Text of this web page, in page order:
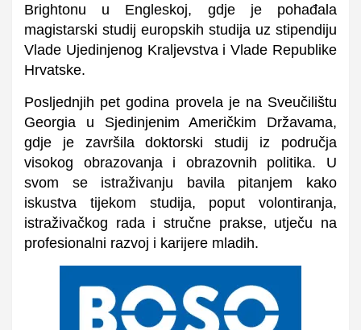
Brightonu u Engleskoj, gdje je pohađala
magistarski studij europskih studija uz stipendiju
Vlade Ujedinjenog Kraljevstva i Vlade Republike
Hrvatske.
Posljednjih pet godina provela je na Sveučilištu
Georgia u Sjedinjenim Američkim Državama,
gdje je završila doktorski studij iz područja
visokog obrazovanja i obrazovnih politika. U
svom se istraživanju bavila pitanjem kako
iskustva tijekom studija, poput volontiranja,
istraživačkog rada i stručne prakse, utječu na
profesionalni razvoj i karijere mladih.